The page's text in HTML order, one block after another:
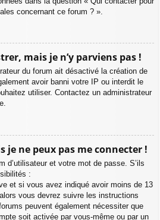
concernant ce forum ? ».
mais je n’y parviens pas !
du forum ait désactivé la création de
avoir banni votre IP ou interdit le
utiliser. Contactez un administrateur
je ne peux pas me connecter !
d’utilisateur et votre mot de passe. S’ils
:
et si vous avez indiqué avoir moins de 13
vous devrez suivre les instructions
peuvent également nécessiter que
soit activée par vous-même ou par un